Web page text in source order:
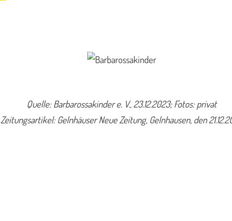
Quelle: Barbarossakinder e. V., 23.12.2023; Fotos: privat
Zeitungsartikel: Gelnhäuser Neue Zeitung, Gelnhausen, den